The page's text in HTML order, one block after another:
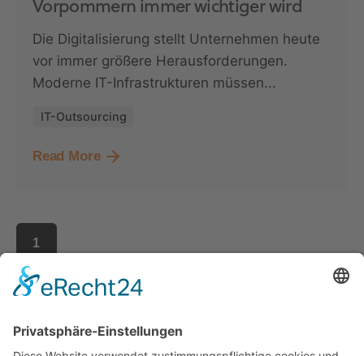
Vorpommern immer wichtiger wird
Die Digitalisierung stellt Unternehmen heute
vor immer größere Herausforderungen.
Moderne IT-Infrastrukturen müssen...
IT-Outsourcing
Read More
1